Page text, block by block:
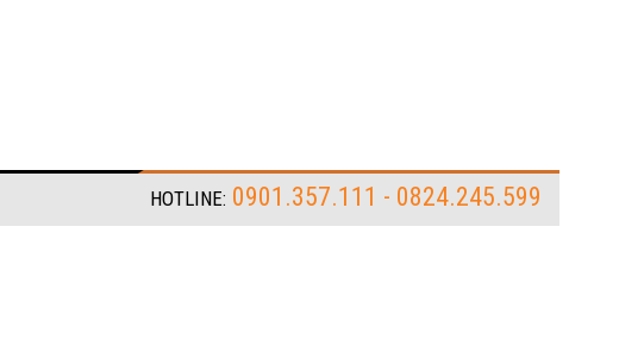
HOTLINE: 0901.357.111 - 0824.245.599